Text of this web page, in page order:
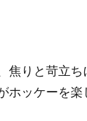
焦りと苛立
ホッケーを